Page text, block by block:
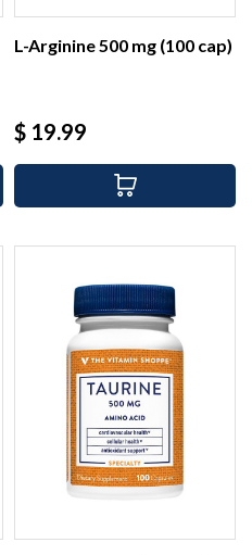
L-Arginine 500 mg (100 cap)
Precio
$ 19.99